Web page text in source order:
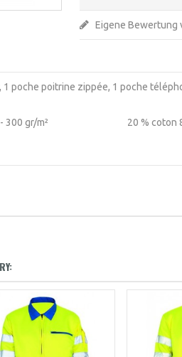
Eigene Bewertung
poche poitrine zippée, 1 poche
- 300 gr/m² 20 % coton 80